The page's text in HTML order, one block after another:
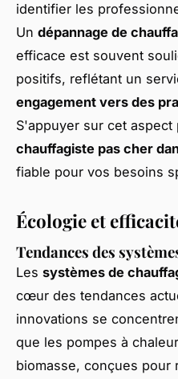
identifier les
Un dépannage de
efficace est souvent
positifs, reflétant un
engagement vers des
S'appuyer sur cet
chauffagiste pas cher
fiable pour vos besoins
Écologie et
Tendances des
Les systèmes de
cœur des tendances
innovations se
que les pompes à
biomasse, conçues pour